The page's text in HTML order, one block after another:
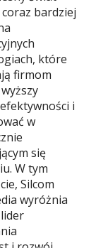
bardziej
które
firmom
i
w
się
W tym
Silcom
wyróżnia